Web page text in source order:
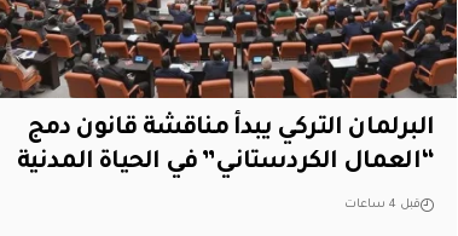
البرلمان التركي يبدأ مناقشة قانون دمج
“العمال الكردستاني” في الحياة المدنية
قبل 4 ساعات